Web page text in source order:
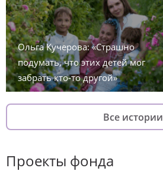
Ольга Кучерова: «Страшно
подумать, что этих детей мог
забрать кто-то другой»
Все истории
Проекты фонда